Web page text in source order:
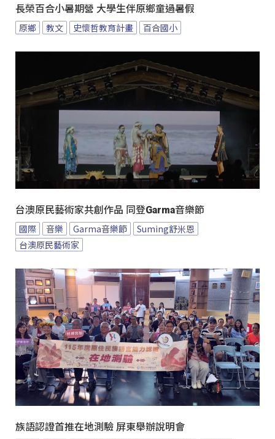
長榮百合小暑期營 大學生伴原鄉童過暑假
原鄉 教文 史懷哲教育計畫 百合國小
台澳原民藝術家共創作品 同登Garma音樂節
國際 音樂 Garma音樂節
Suming舒米恩
台澳原民藝術家
族語認證首推在地測驗 屏東舉辦說明會